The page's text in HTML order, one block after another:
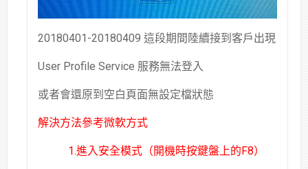
20180401-20180409 這段期間陸續接到客戶出現
User Profile Service 服務無法登入
或者會還原到空白頁面無設定檔狀態
解決方法參考微軟方式
1.進入安全模式（開機時按鍵盤上的F8）